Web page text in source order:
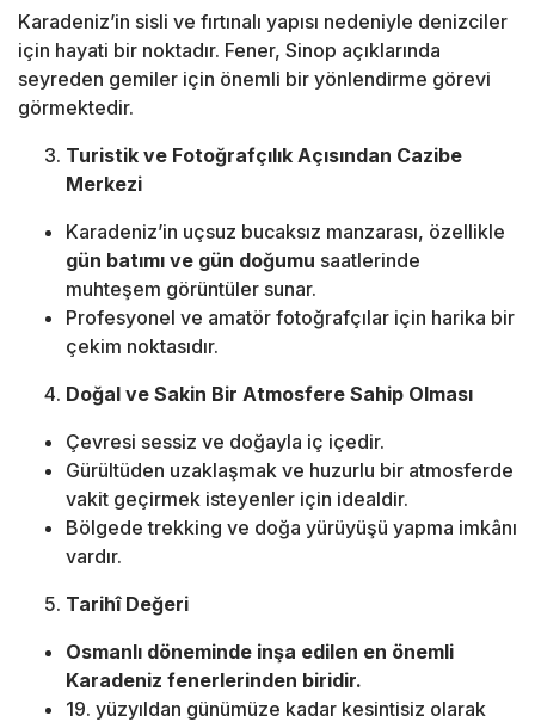
Karadeniz’in sisli ve fırtınalı yapısı nedeniyle denizciler
için hayati bir noktadır. Fener, Sinop açıklarında
seyreden gemiler için önemli bir yönlendirme görevi
görmektedir.
Turistik ve Fotoğrafçılık Açısından Cazibe
Merkezi
Karadeniz’in uçsuz bucaksız manzarası, özellikle
gün batımı ve gün doğumu saatlerinde
muhteşem görüntüler sunar.
Profesyonel ve amatör fotoğrafçılar için harika bir
çekim noktasıdır.
Doğal ve Sakin Bir Atmosfere Sahip Olması
Çevresi sessiz ve doğayla iç içedir.
Gürültüden uzaklaşmak ve huzurlu bir atmosferde
vakit geçirmek isteyenler için idealdir.
Bölgede trekking ve doğa yürüyüşü yapma imkânı
vardır.
Tarihî Değeri
Osmanlı döneminde inşa edilen en önemli
Karadeniz fenerlerinden biridir.
19. yüzyıldan günümüze kadar kesintisiz olarak